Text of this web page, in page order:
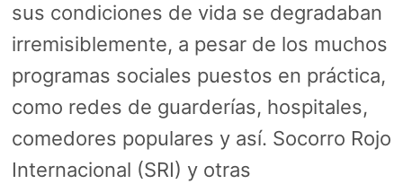
sus condiciones de vida se degradaban
irremisiblemente, a pesar de los muchos
programas sociales puestos en práctica,
como redes de guarderías, hospitales,
comedores populares y así. Socorro Rojo
Internacional (SRI) y otras